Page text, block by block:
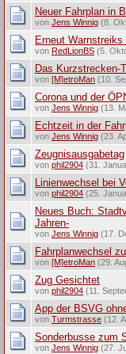
Neuer Fahrplan in
von Jens Winnig(8.
Erneut
von RedLionBS(5.
Das Kurzstrecken-
von [M]etroMan(10.
Corona und der
von Jens Winnig(13.
Echtzeit in der
von Jens Winnig(23.
Zeugnisausgabetag
von phil2904(31.
Linienwechsel bei
von phil2904(25.
Neues Buch:
Jahren-
von Jens Winnig(17.
Fahrplanwechsel
von [M]etroMan(29.
Zug Gesichtet
von phil2904(11.
App der BSVG
von Turmstrasse(12.
Sonderbusse zum
von Jens Winnig(27.